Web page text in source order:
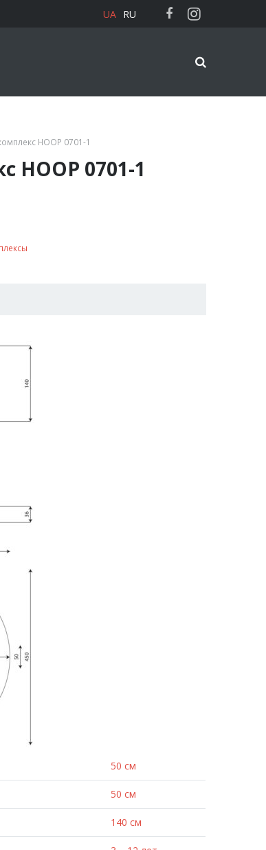
UA RU
HOOP 0701-1
HOOP 0701-1
50 см
50 см
140 см